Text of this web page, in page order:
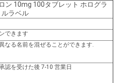
ン 10mg 100タブレット ホログラ
ルラベル
できます
なる名前を混ぜることができます.
認を受けた後 7-10 営業日